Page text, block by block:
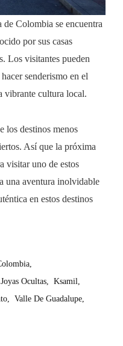
Colombia se encuentra
por sus casas
Los visitantes pueden
senderismo en el
vibrante cultura local.
los destinos menos
Así que la próxima
visitar uno de estos
una aventura inolvidable
en estos destinos
Joyas Ocultas
Ksamil
Valle De Guadalupe